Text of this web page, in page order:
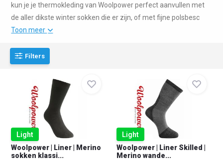
kun je je thermokleding van Woolpower perfect aanvullen met
de aller dikste winter sokken die er zijn, of met fijne polsbesc
Toon meer
Filters
Light
Woolpower | Liner | Merino
sokken klassi...
Light
Woolpower | Liner Skilled |
Merino wande...